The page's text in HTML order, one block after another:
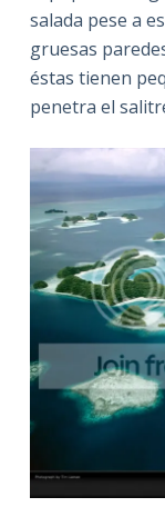
salada pese a
gruesas
éstas tienen
penetra el